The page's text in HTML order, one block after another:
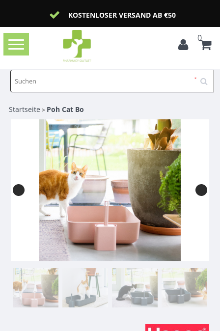
KOSTENLOSER VERSAND AB €50
Toggle
navigation
0
Startseite > Poh Cat Bo